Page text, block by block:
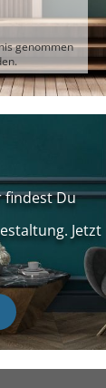
genommen
findest Du
Jetzt